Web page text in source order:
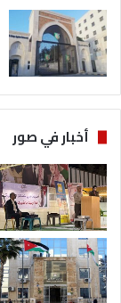
أخبار في صور